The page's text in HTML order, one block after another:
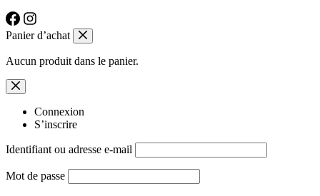
Panier d’achat
Aucun produit dans le panier.
Connexion
S’inscrire
Identifiant ou adresse e-mail
Mot de passe